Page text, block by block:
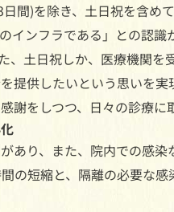
間)を除き、土日祝を含め
インフラである」との認
、土日祝しか、医療機関
提供したいという思いを
をしつつ、日々の診療に
り、また、院内での感染
の短縮と、隔離の必要な